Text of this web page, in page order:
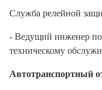
Служба релейной
- Ведущий инженер по
техническому
Автотранспортный